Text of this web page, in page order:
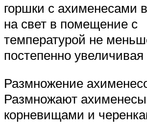
горшки с ахименесами
на свет в помещение с
температурой не
постепенно
Размножение
Размножают
корневищами и